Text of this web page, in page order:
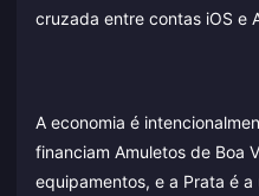
cruzada entre contas iOS e
A economia é
financiam Amuletos de Boa
equipamentos, e a Prata é